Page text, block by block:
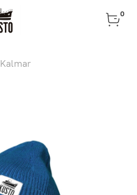
0
Kalmar